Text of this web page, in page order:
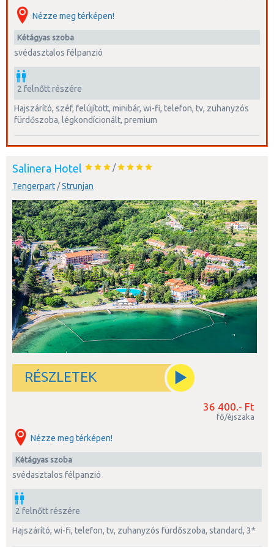
Nézze meg térképen!
kétágyas szoba
svédasztalos félpanzió
2 felnőtt részére
hajszárító, széf, felújított, minibár, wi-fi, telefon, tv, zuhanyzós
fürdőszoba, légkondícionált, premium
Salinera Hotel
/
Tengerpart/Strunjan
RÉSZLETEK
36 400.- Ft
fő/éjszaka
Nézze meg térképen!
kétágyas szoba
svédasztalos félpanzió
2 felnőtt részére
hajszárító, wi-fi, telefon, tv, zuhanyzós fürdőszoba, standard, 3*